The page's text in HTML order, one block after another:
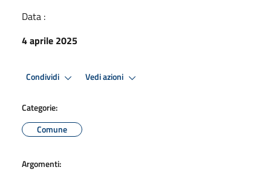
Data :
4 aprile 2025
Condividi Vedi azioni
Categorie:
Comune
Argomenti: